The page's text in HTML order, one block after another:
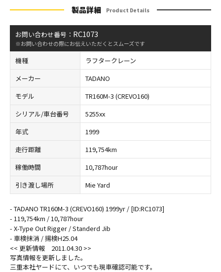
製品詳細 Product Details
お問い合わせ番号： RC1073
※お問い合わせの際にお伝えいただくとスムーズです
機種
ラフタークレーン
メーカー
TADANO
モデル
TR160M-3 (CREVO160)
シリアル/車台番号
5255xx
年式
1999
走行距離
119,754km
稼働時間
10,787hour
引き渡し場所
Mie Yard
- TADANO TR160M-3 (CREVO160) 1999yr / [ID:RC1073]
- 119,754km / 10,787hour
- X-Type Out Rigger / Standerd Jib
- 車検抹消 / 揚検H25.04
<< 更新情報 2011.04.30 >>
写真情報を更新しました。
三重本社ヤードにて、いつでも現車確認可能です。